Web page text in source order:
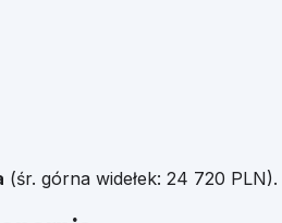
(śr. górna widełek: 24 720 PLN).